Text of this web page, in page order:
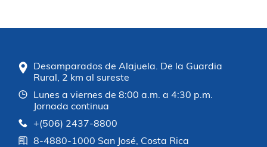
Desamparados de Alajuela. De la Guardia
Rural, 2 km al sureste
Lunes a viernes de 8:00 a.m. a 4:30 p.m.
Jornada continua
+(506) 2437-8800
8-4880-1000 San José, Costa Rica